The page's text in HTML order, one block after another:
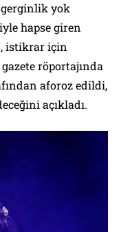
yok
hapse giren
istikrar için
röportajında
aforoz edildi,
açıkladı.